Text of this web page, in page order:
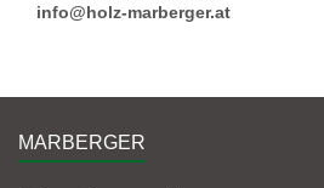
info@holz-marberger.at
MARBERGER